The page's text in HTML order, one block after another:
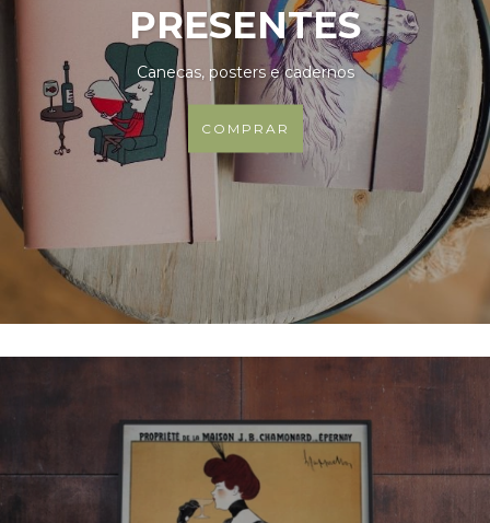
PRESENTES
Canecas, posters e cadernos
COMPRAR